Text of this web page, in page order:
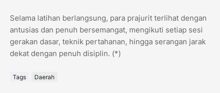
Selama latihan berlangsung, para prajurit terlihat dengan
antusias dan penuh bersemangat, mengikuti setiap sesi
gerakan dasar, teknik pertahanan, hingga serangan jarak
dekat dengan penuh disiplin. (*)
Tags Daerah